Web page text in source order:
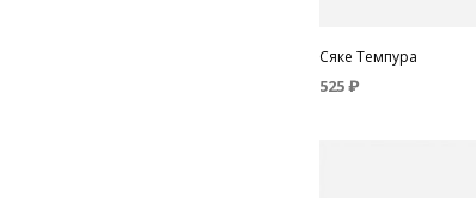
Сяке Темпура
525₽